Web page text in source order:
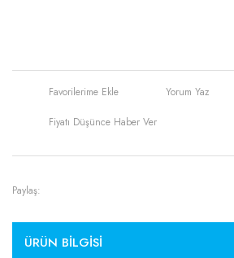
Yorum Yaz
Fiyatı Düşünce Haber Ver
Paylaş:
ÜRÜN BILGISI